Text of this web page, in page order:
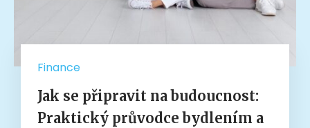
Finance
Jak se připravit na budoucnost:
Praktický průvodce bydlením a